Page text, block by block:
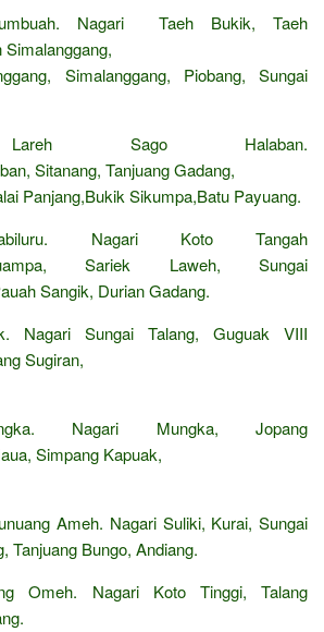
Nagari Taeh Bukik, Taeh
Simalanggang,
Simalanggang, Piobang, Sungai
Lareh Sago Halaban.
Sitanang, Tanjuang Gadang,
Panjang,Bukik Sikumpa,Batu Payuang.
Nagari Koto Tangah
Sariek Laweh, Sungai
Sangik, Durian Gadang.
Nagari Sungai Talang, Guguak VIII
Sugiran,
Nagari Mungka, Jopang
Simpang Kapuak,
Ameh. Nagari Suliki, Kurai, Sungai
Tanjuang Bungo, Andiang.
Omeh. Nagari Koto Tinggi, Talang